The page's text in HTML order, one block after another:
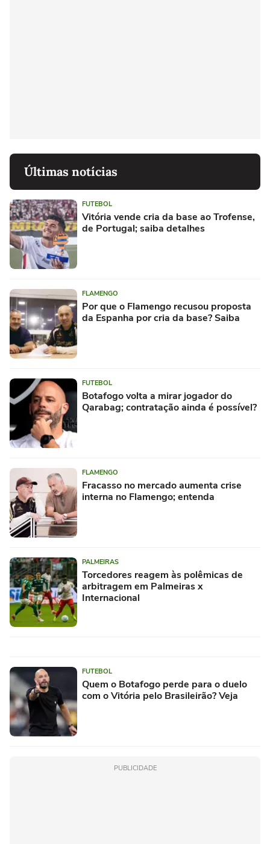
Últimas notícias
FUTEBOL
Vitória vende cria da base ao Trofense,
de Portugal; saiba detalhes
FLAMENGO
Por que o Flamengo recusou proposta
da Espanha por cria da base? Saiba
FUTEBOL
Botafogo volta a mirar jogador do
Qarabag; contratação ainda é possível?
FLAMENGO
Fracasso no mercado aumenta crise
interna no Flamengo; entenda
PALMEIRAS
Torcedores reagem às polêmicas de
arbitragem em Palmeiras x
Internacional
FUTEBOL
Quem o Botafogo perde para o duelo
com o Vitória pelo Brasileirão? Veja
PUBLICIDADE